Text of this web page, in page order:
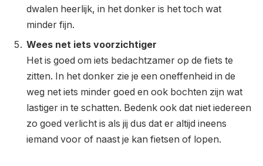
dwalen heerlijk, in het donker is het toch wat
minder fijn.
Wees net iets voorzichtiger
Het is goed om iets bedachtzamer op de fiets te
zitten. In het donker zie je een oneffenheid in de
weg net iets minder goed en ook bochten zijn wat
lastiger in te schatten. Bedenk ook dat niet iedereen
zo goed verlicht is als jij dus dat er altijd ineens
iemand voor of naast je kan fietsen of lopen.